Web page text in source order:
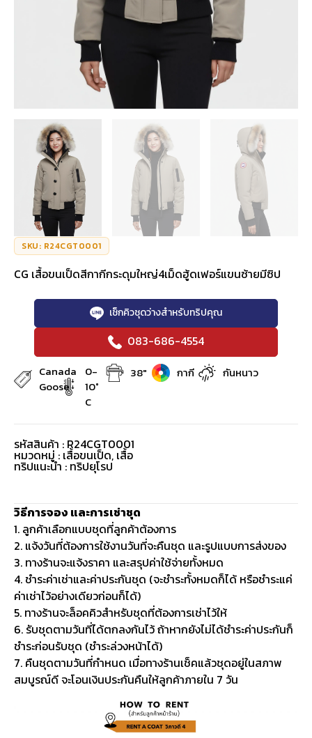
SKU: R24CGT0001
CG เสื้อขนเป็ดสีกากีกระดุมใหญ่4เม็ดฮู้ดเฟอร์แขนซ้ายมีซิป
เช็กคิวชุดว่างสำหรับทริปคุณ
083-686-4554
Canada
Goose
0-
10°
C
38" กากี กันหนาว
รหัสสินค้า : R24CGT0001
หมวดหมู่ : เสื้อขนเป็ด, เสื้อ
ทริปแนะนำ : ทริปยุโรป
วิธีการจอง และการเช่าชุด
1. ลูกค้าเลือกแบบชุดที่ลูกค้าต้องการ
2. แจ้งวันที่ต้องการใช้งานวันที่จะคืนชุด และรูปแบบการส่งของ
3. ทางร้านจะแจ้งราคา และสรุปค่าใช้จ่ายทั้งหมด
4. ชำระค่าเช่าและค่าประกันชุด (จะชำระทั้งหมดก็ได้ หรือชำระแค่
ค่าเช่าไว้อย่างเดียวก่อนก็ได้)
5. ทางร้านจะล็อคคิวสำหรับชุดที่ต้องการเช่าไว้ให้
6. รับชุดตามวันที่ได้ตกลงกันไว้ ถ้าหากยังไม่ได้ชำระค่าประกันก็
ชำระก่อนรับชุด (ชำระล่วงหน้าได้)
7. คืนชุดตามวันที่กำหนด เมื่อทางร้านเช็คแล้วชุดอยู่ในสภาพ
สมบูรณ์ดี จะโอนเงินประกันคืนให้ลูกค้าภายใน 7 วัน